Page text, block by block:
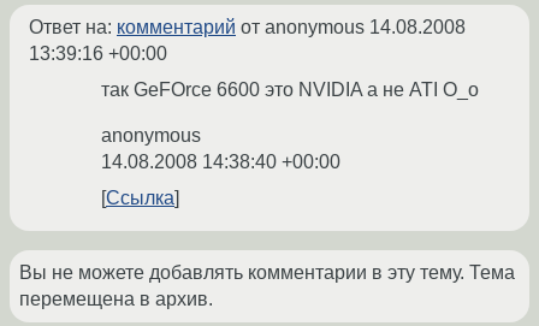
Ответ на: комментарий от anonymous 14.08.2008
13:39:16 +00:00
так GeFOrce 6600 это NVIDIA а не ATI O_o
anonymous
14.08.2008 14:38:40 +00:00
Ссылка
Вы не можете добавлять комментарии в эту тему. Тема
перемещена в архив.